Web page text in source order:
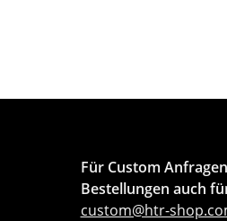
Für Custom
Bestellungen auch
custom@htr-